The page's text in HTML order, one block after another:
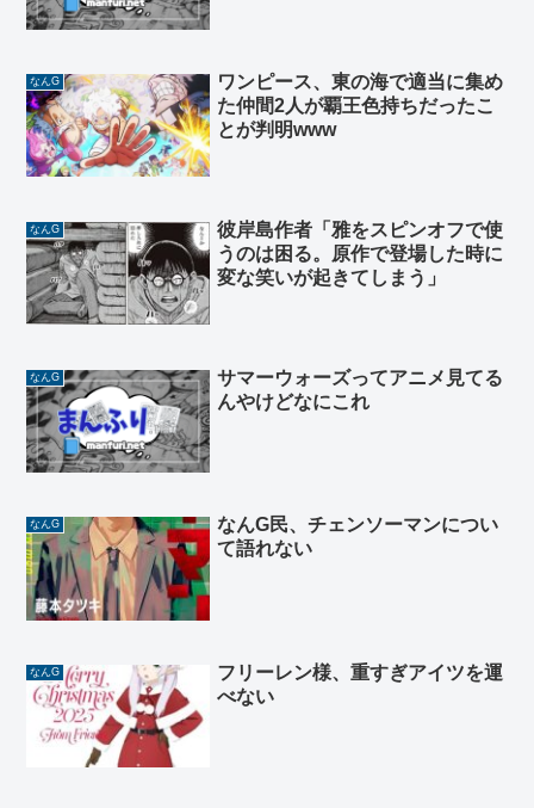
なんG
ワンピース、東の海で適当に集め
た仲間2人が覇王色持ちだったこ
とが判明www
なんG
彼岸島作者「雅をスピンオフで使
うのは困る。原作で登場した時に
変な笑いが起きてしまう」
なんG
サマーウォーズってアニメ見てる
んやけどなにこれ
なんG
なんG民、チェンソーマンについ
て語れない
なんG
フリーレン様、重すぎアイツを運
べない